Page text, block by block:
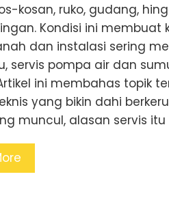
kosan, ruko, gudang,
Kondisi ini membuat
dan instalasi sering
servis pompa air dan
ini membahas topik
yang bikin dahi
muncul, alasan servis itu